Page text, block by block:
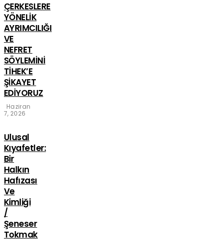
ÇERKESLERE
YÖNELİK
AYRIMCILIĞI
VE
NEFRET
SÖYLEMİNİ
TİHEK’E
ŞİKAYET
EDİYORUZ
Haziran
7, 2026
Ulusal
Kıyafetler:
Bir
Halkın
Hafızası
Ve
Kimliği
/
Şeneser
Tokmak